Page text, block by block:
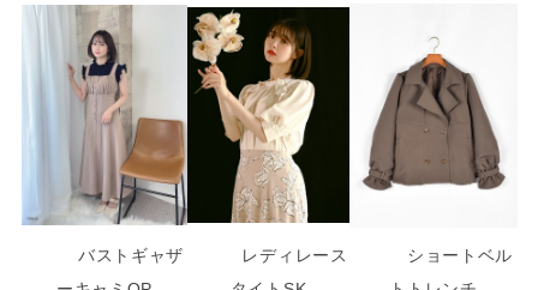
バストギャザ
レディレース
ショートベル